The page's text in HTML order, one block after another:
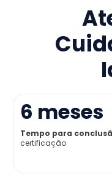
Como funciona
Credenciamento
Já sou aluno
6 meses
Tempo para
certificação